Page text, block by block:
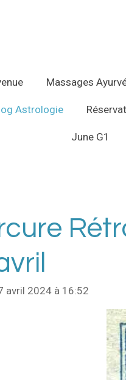
Massages
Astrologie
June G1
avril 2024 à 16:52